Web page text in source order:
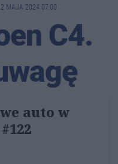
MAJA 2024 07:00
C4.
auto w